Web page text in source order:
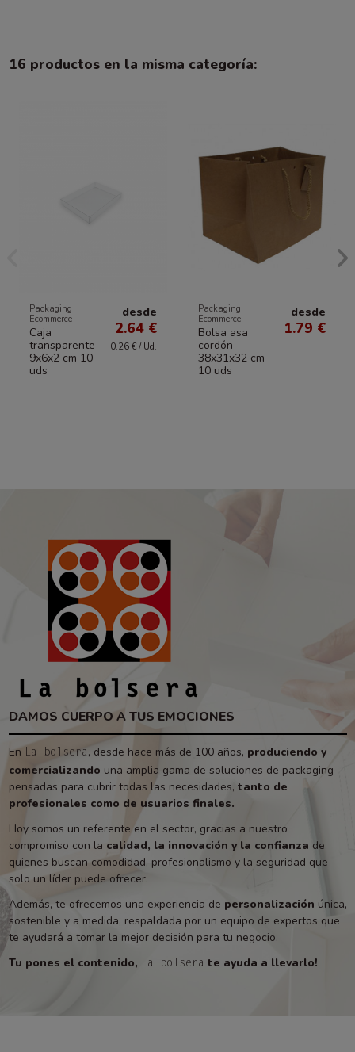
16 productos en la misma categoría:
Packaging
Ecommerce
Caja
transparente
9x6x2 cm 10
uds
desde
2.64 €
0.26 € / Ud.
Packaging
Ecommerce
Bolsa asa
cordón
38x31x32 cm
10 uds
desde
1.79 €
DAMOS CUERPO A TUS EMOCIONES
En La bolsera , desde hace más de 100 años, produciendo y
comercializando una amplia gama de soluciones de packaging
pensadas para cubrir todas las necesidades, tanto de
profesionales como de usuarios finales.
Hoy somos un referente en el sector, gracias a nuestro
compromiso con la calidad, la innovación y la confianza de
quienes buscan comodidad, profesionalismo y la seguridad que
solo un líder puede ofrecer.
Además, te ofrecemos una experiencia de personalización única,
sostenible y a medida, respaldada por un equipo de expertos que
te ayudará a tomar la mejor decisión para tu negocio.
Tu pones el contenido, La bolsera te ayuda a llevarlo!